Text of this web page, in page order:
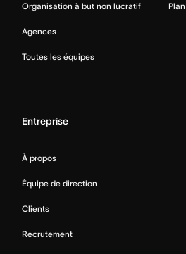
Organisation à but non lucratif
Agences
Toutes les équipes
Entreprise
À propos
Équipe de direction
Clients
Recrutement